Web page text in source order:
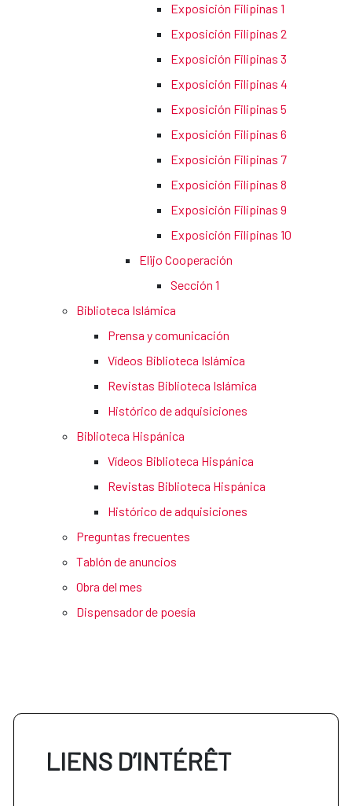
Exposición Filipinas 1
Exposición Filipinas 2
Exposición Filipinas 3
Exposición Filipinas 4
Exposición Filipinas 5
Exposición Filipinas 6
Exposición Filipinas 7
Exposición Filipinas 8
Exposición Filipinas 9
Exposición Filipinas 10
Elijo Cooperación
Sección 1
Biblioteca Islámica
Prensa y comunicación
Vídeos Biblioteca Islámica
Revistas Biblioteca Islámica
Histórico de adquisiciones
Biblioteca Hispánica
Vídeos Biblioteca Hispánica
Revistas Biblioteca Hispánica
Histórico de adquisiciones
Preguntas frecuentes
Tablón de anuncios
Obra del mes
Dispensador de poesía
LIENS D’INTÉRÊT